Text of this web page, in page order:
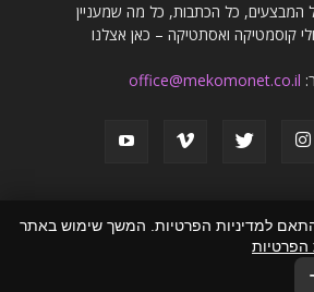
המבצעים, כל הכתבות, כל מה שמעניין
קוסמטיקה ואסתטיקה – כאן אצלנו
office@mekomonet.co.il
באתרים
למדיניות הפרטיות. המשך שימוש באתר
הפרטיות